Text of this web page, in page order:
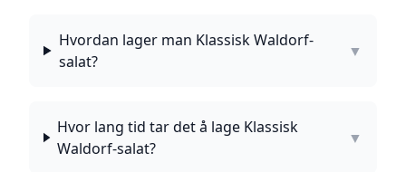
Hvordan lager man Klassisk Waldorf-
salat?
▼
Hvor lang tid tar det å lage Klassisk
Waldorf-salat?
▼